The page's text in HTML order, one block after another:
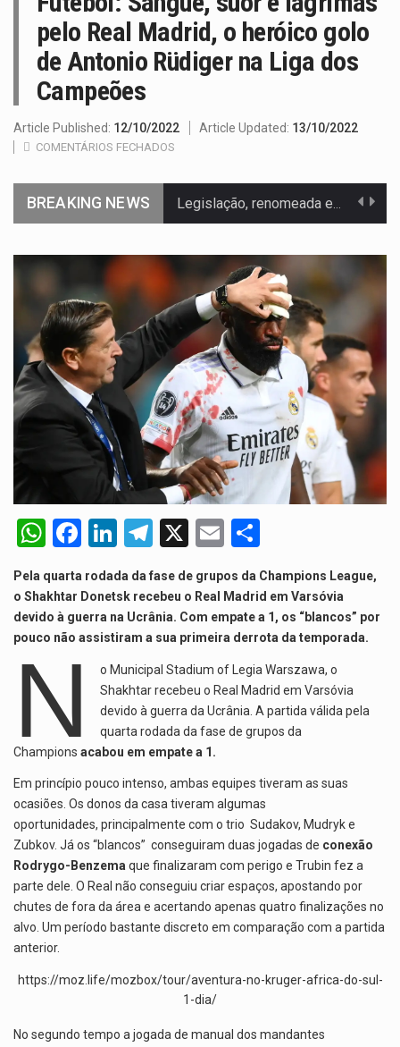
pelo Real Madrid, o heróico golo
de Antonio Rüdiger na Liga dos
Campeões
Article Published: 12/10/2022 Article Updated: 13/10/2022
COMENTÁRIOS FECHADOS
BREAKING NEWS Legislação, renomeada em homenagem ao falecido senador Lindsey Graham, foi…
O Departamento de Estado norte-americano confirmou que cidadãos dos Estados…
A descoberta representa um marco para a astronomia moderna. Embora…
Segundo as autoridades canadianas, mais de 200 incêndios florestais continuam…
A polícia moçambicana anunciou a detenção de mais um suspeito…
O Senado dos Estados Unidos aprovou, no dia 7 de…
W
at
s
A
p
p
F
ce
b
o
Li
n
ke
dI
n
T
el
e
gr
a
m
X
E
m
ail
h
ar
e
Pela quarta rodada da fase de grupos da Champions League,
o Shakhtar Donetsk recebeu o Real Madrid em Varsóvia
devido à guerra na Ucrânia. Com empate a 1, os “blancos” por
pouco não assistiram a sua primeira derrota da temporada.
N
o Municipal Stadium of Legia Warszawa, o
Shakhtar recebeu o Real Madrid em Varsóvia
devido à guerra da Ucrânia. A partida válida pela
quarta rodada da fase de grupos da
Champions acabou em empate a 1.
Em princípio pouco intenso, ambas equipes tiveram as suas
ocasiões. Os donos da casa tiveram algumas
oportunidades, principalmente com o trio Sudakov, Mudryk e
Zubkov. Já os “blancos” conseguiram duas jogadas de conexão
Rodrygo-Benzemaque finalizaram com perigo e Trubin fez a
parte dele. O Real não conseguiu criar espaços, apostando por
chutes de fora da área e acertando apenas quatro finalizações no
alvo. Um período bastante discreto em comparação com a partida
anterior.
https://moz.life/mozbox/tour/aventura-no-kruger-africa-do-sul-
1-dia/
No segundo tempo a jogada de manual dos mandantes